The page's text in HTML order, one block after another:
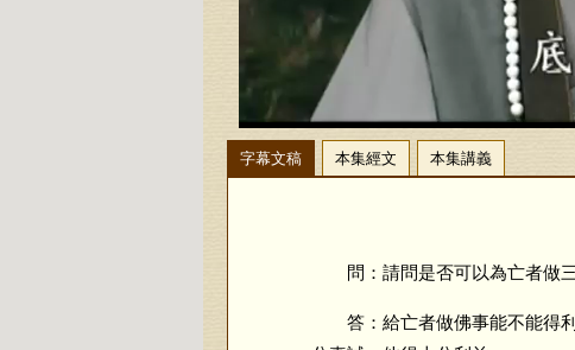
字幕文稿 本集經文 本集講義
問：請問是否可以為亡者做三
答：給亡者做佛事能不能得利